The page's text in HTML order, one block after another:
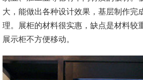
大，能做出各种设计效果，基层制作完
理。展柜的材料很实惠，缺点是材料较
展示柜不方便移动。